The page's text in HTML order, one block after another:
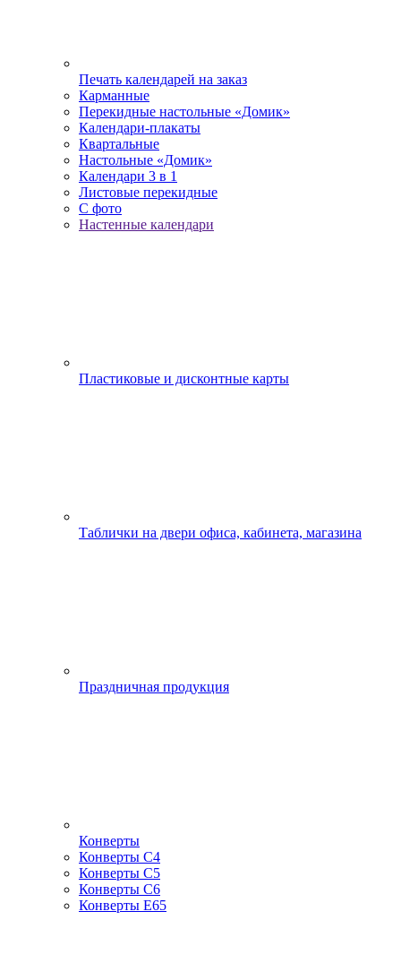
Печать календарей на заказ
Карманные
Перекидные настольные «Домик»
Календари-плакаты
Квартальные
Настольные «Домик»
Календари 3 в 1
Листовые перекидные
С фото
Настенные календари
Пластиковые и дисконтные карты
Таблички на двери офиса, кабинета, магазина
Праздничная продукция
Конверты
Конверты С4
Конверты С5
Конверты С6
Конверты Е65